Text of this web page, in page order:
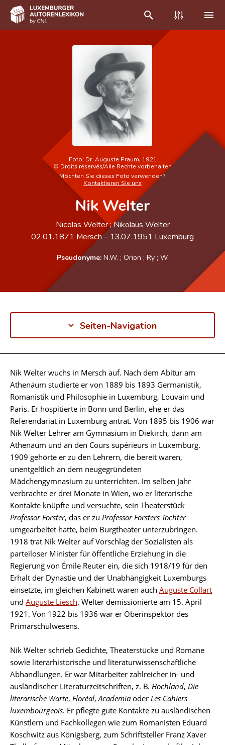
Erweiterte Suche
Häufige Fragen und Antworten
Forschungsgruppe
Foto: Dr. Auguste Praum, 1921
© Droits réservés/Alle Rechte vorbehalten
Möchten Sie dieses Foto verwenden?
Kontaktieren Sie uns
Nik Welter
Nicolas Welter ; Nikolaus Welter
02.01.1871 Mersch– 13.07.1951 Luxemburg
Pseudonyme: N.W. ; Orion ; Ry; W.
Seiten-Navigation
Biographie
Nik Welter wuchs in Mersch auf. Nach dem Abitur am
Athenäum studierte er von 1889 bis 1893 Germanistik,
Romanistik und Philosophie in Luxemburg, Louvain und
Paris. Er hospitierte in Bonn und Berlin, ehe er das
Referendariat in Luxemburg antrat. Von 1895 bis 1906 war
Nik Welter Lehrer am Gymnasium in Diekirch, dann am
Athenäum und an den Cours supérieurs in Luxemburg.
1909 gehörte er zu den Lehrern, die bereit waren,
unentgeltlich an dem neugegründeten
Mädchengymnasium zu unterrichten. Im selben Jahr
verbrachte er drei Monate in Wien, wo er literarische
Kontakte knüpfte und versuchte, sein Theaterstück
Professor Forster, das er zu Professor Forsters Tochter
umgearbeitet hatte, beim Burgtheater unterzubringen.
1918 trat Nik Welter auf Vorschlag der Sozialisten als
parteiloser Minister für öffentliche Erziehung in die
Regierung von Émile Reuter ein, die sich 1918/19 für den
Erhalt der Dynastie und der Unabhängigkeit Luxemburgs
einsetzte, im gleichen Kabinett waren auch Auguste Collart
und Auguste Liesch. Welter demissionierte am 15. April
1921. Von 1922 bis 1936 war er Oberinspektor des
Primärschulwesens.
Nik Welter schrieb Gedichte, Theaterstücke und Romane
sowie literarhistorische und literaturwissenschaftliche
Abhandlungen. Er war Mitarbeiter zahlreicher in- und
ausländischer Literaturzeitschriften, z. B. Hochland, Die
literarische Warte, Floréal,Academiaoder Les Cahiers
luxembourgeois. Er pflegte gute Kontakte zu ausländischen
Künstlern und Fachkollegen wie zum Romanisten Eduard
Koschwitz aus Königsberg, zum Schriftsteller Franz Xaver